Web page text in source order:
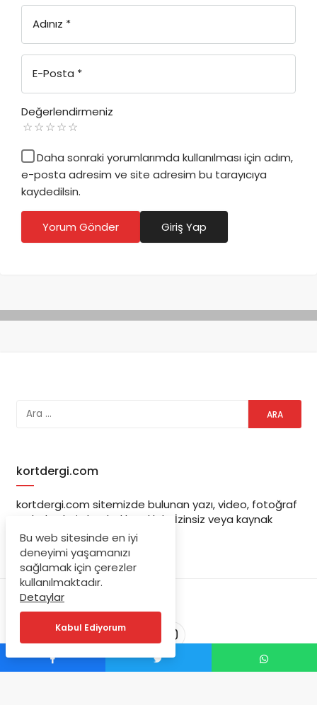
Adınız *
E-Posta *
Değerlendirmeniz
Daha sonraki yorumlarımda kullanılması için adım,
e-posta adresim ve site adresim bu tarayıcıya
kaydedilsin.
Yorum Gönder Giriş Yap
kortdergi.com
kortdergi.com sitemizde bulunan yazı, video, fotoğraf
ve haberlerin her hakkı saklıdır. İzinsiz veya kaynak
gösterilemeden kullanılamaz.
Bu web sitesinde en iyi
deneyimi yaşamanızı
sağlamak için çerezler
kullanılmaktadır.
Detaylar
Kabul Ediyorum